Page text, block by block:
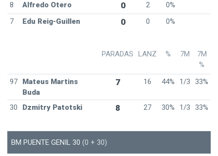
8
Alfredo Otero 0 2
0%
7
Edu Reig-Guillen 0 0 0%
PARADAS LANZ % 7M
7M
%
97
Mateus Martins
Buda
7 16 44% 1/3 33%
30 Dzmitry Patotski 8 27 30% 1/3 33%
BM PUENTE GENIL 30 (0 + 30)